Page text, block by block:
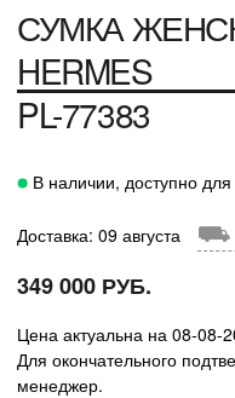
СУМКА
HERMES
PL-77383
В наличии, доступно для
Доставка: 09 августа ⛟
349 000 РУБ.
Цена актуальна на 08-08-
Для окончательного
менеджер.